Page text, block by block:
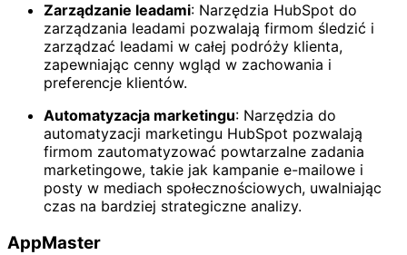
Zarządzanie leadami: Narzędzia HubSpot do
zarządzania leadami pozwalają firmom śledzić i
zarządzać leadami w całej podróży klienta,
zapewniając cenny wgląd w zachowania i
preferencje klientów.
Automatyzacja marketingu: Narzędzia do
automatyzacji marketingu HubSpot pozwalają
firmom zautomatyzować powtarzalne zadania
marketingowe, takie jak kampanie e-mailowe i
posty w mediach społecznościowych, uwalniając
czas na bardziej strategiczne analizy.
AppMaster